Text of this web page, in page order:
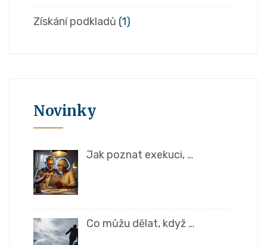
Získání podkladů (1)
Novinky
Jak poznat exekuci, …
Co můžu dělat, když …